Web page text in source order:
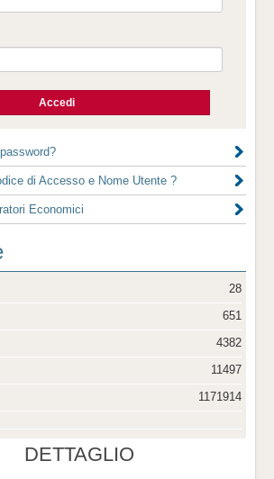
di Accesso e Nome Utente ?
Economici
28
651
4382
11497
1171914
DETTAGLIO